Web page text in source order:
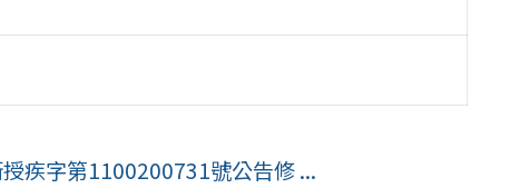
疾字第1100200731號公告修 ...